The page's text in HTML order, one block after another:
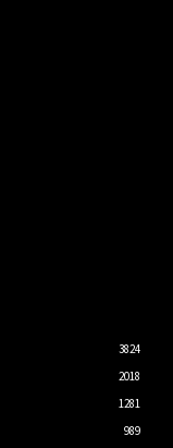
3824
2018
1281
989